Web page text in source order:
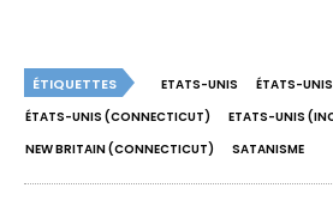
ÉTIQUETTES ETATS-UNIS
ÉTATS-
ÉTATS-UNIS (CONNECTICUT)
ETATS-UNIS
NEW BRITAIN (CONNECTICUT)
SATANISME